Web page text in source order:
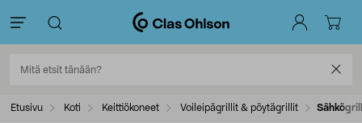
Etusivu Koti Keittiökoneet Voileipägrillit & pöytägrillit